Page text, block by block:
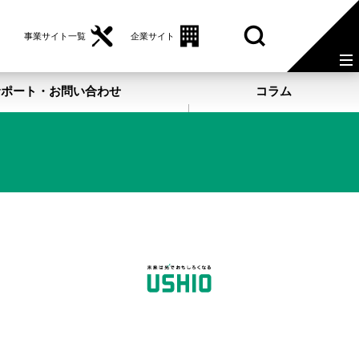
事業サイト一覧 企業サイト
ート・お問い合わせ コラム